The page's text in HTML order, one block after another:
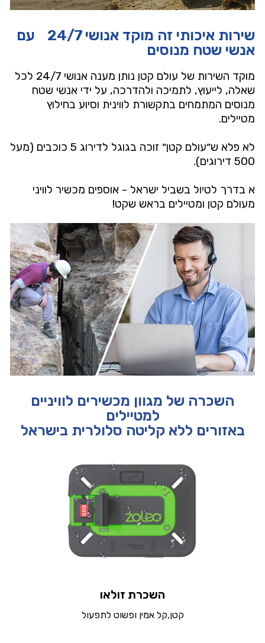
שירות איכותי זה מוקד אנושי 24/7 עם
אנשי שטח מנוסים
מוקד השירות של עולם קטן נותן מענה אנושי 24/7 לכל
שאלה, לייעוץ, לתמיכה ולהדרכה, על ידי אנשי שטח
מנוסים המתמחים בתקשורת לווינית וסיוע בחילוץ
מטיילים.
לא פלא ש״עולם קטן״ זוכה בגוגל לדירוג 5 כוכבים (מעל
500 דירוגים).
א בדרך לטיול בשביל ישראל - אוספים מכשיר לוויני
מעולם קטן ומטיילים בראש שקט!
השכרה של מגוון מכשירים לוויניים
למטיילים
באזורים ללא קליטה סלולרית בישראל
השכרת זולאו
קטן,קל אמין ופשוט לתפעול